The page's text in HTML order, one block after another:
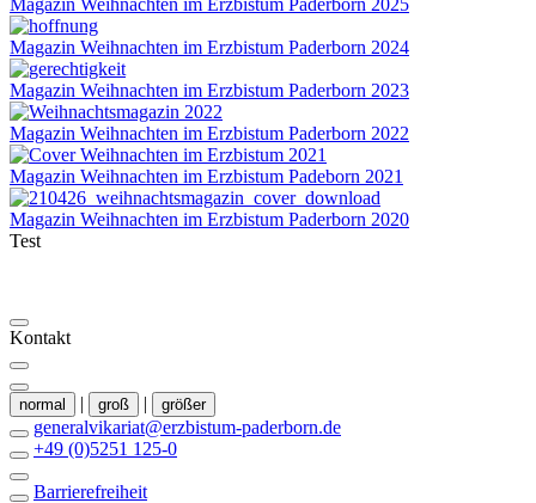
Magazin Weihnachten im Erzbistum Paderborn 2024
Magazin Weihnachten im Erzbistum Paderborn 2023
Magazin Weihnachten im Erzbistum Paderborn 2022
Magazin Weihnachten im Erzbistum Padeborn 2021
Magazin Weihnachten im Erzbistum Paderborn 2020
Test
Kontakt
normal | groß | größer
generalvikariat@erzbistum-paderborn.de
+49 (0)5251 125-0
Barrierefreiheit